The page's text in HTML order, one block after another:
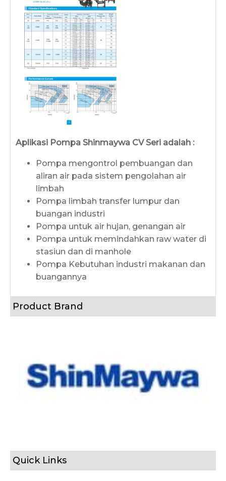
Aplikasi Pompa Shinmaywa CV Seri adalah :
Pompa mengontrol pembuangan dan
aliran air pada sistem pengolahan air
limbah
Pompa limbah transfer lumpur dan
buangan industri
Pompa untuk air hujan, genangan air
Pompa untuk memindahkan raw water di
stasiun dan di manhole
Pompa Kebutuhan industri makanan dan
buangannya
Product Brand
Quick Links